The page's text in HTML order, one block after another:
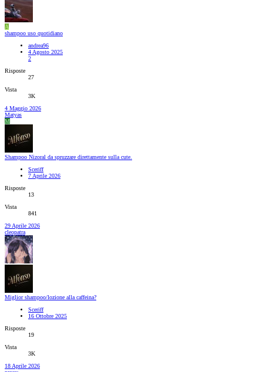
A
shampoo uso quotidiano
andrea96
4 Agosto 2025
2
Risposte
27
Vista
3K
4 Maggio 2026
Matyas
M
Shampoo Nizoral da spruzzare direttamente sulla cute.
Sceriff
7 Aprile 2026
Risposte
13
Vista
841
29 Aprile 2026
cleopatra
Miglior shampoo/lozione alla caffeina?
Sceriff
16 Ottobre 2025
Risposte
19
Vista
3K
18 Aprile 2026